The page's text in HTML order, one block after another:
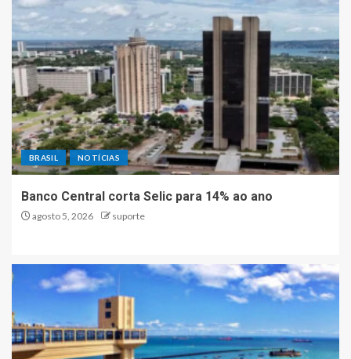
BRASIL NOTÍCIAS
Banco Central corta Selic para 14% ao ano
agosto 5, 2026 suporte